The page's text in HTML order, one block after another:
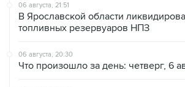
06 августа, 21:51
В Ярославской области
топливных резервуаров НПЗ
06 августа, 20:30
Что произошло за день: четверг, 6